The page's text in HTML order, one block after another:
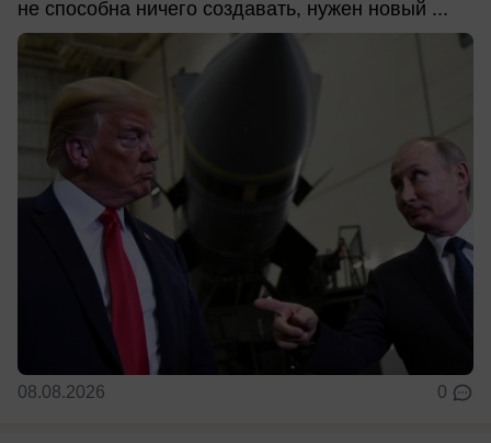
не способна ничего создавать, нужен новый ...
08.08.2026 0